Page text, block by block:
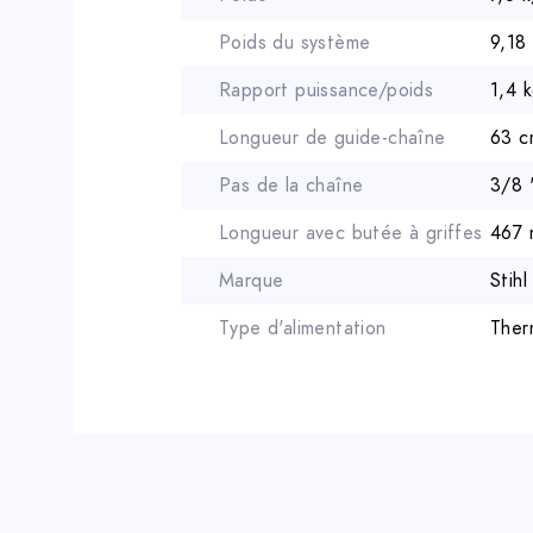
Poids du système
9,18
Rapport puissance/poids
1,4
Longueur de guide-chaîne
63
Pas de la chaîne
3/8
Longueur avec butée à griffes 467
Marque
Stihl
Type d'alimentation